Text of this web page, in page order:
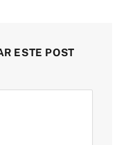
ESTE POST